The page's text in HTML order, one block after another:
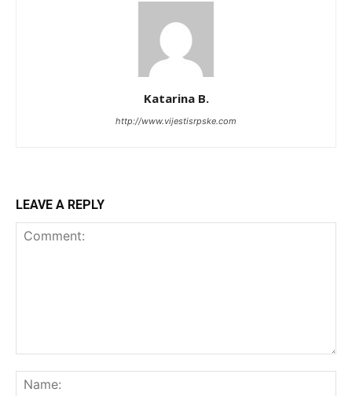
Katarina B.
http://www.vijestisrpske.com
LEAVE A REPLY